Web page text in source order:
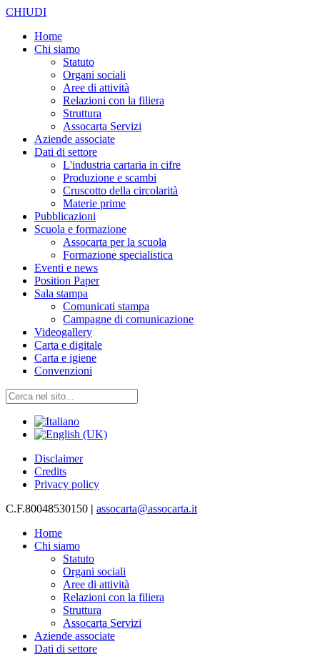
CHIUDI
Home
Chi siamo
Statuto
Organi sociali
Aree di attività
Relazioni con la filiera
Struttura
Assocarta Servizi
Aziende associate
Dati di settore
L'industria cartaria in cifre
Produzione e scambi
Cruscotto della circolarità
Materie prime
Pubblicazioni
Scuola e formazione
Assocarta per la scuola
Formazione specialistica
Eventi e news
Position Paper
Sala stampa
Comunicati stampa
Campagne di comunicazione
Videogallery
Carta e digitale
Carta e igiene
Convenzioni
Disclaimer
Credits
Privacy policy
C.F.80048530150 | assocarta@assocarta.it
Home
Chi siamo
Statuto
Organi sociali
Aree di attività
Relazioni con la filiera
Struttura
Assocarta Servizi
Aziende associate
Dati di settore